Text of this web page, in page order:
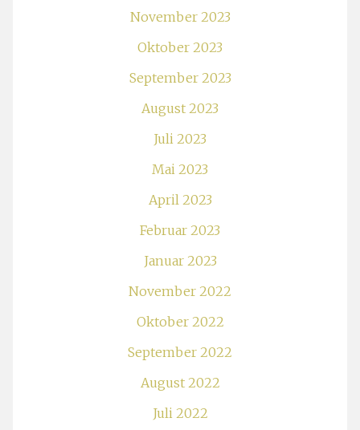
November 2023
Oktober 2023
September 2023
August 2023
Juli 2023
Mai 2023
April 2023
Februar 2023
Januar 2023
November 2022
Oktober 2022
September 2022
August 2022
Juli 2022